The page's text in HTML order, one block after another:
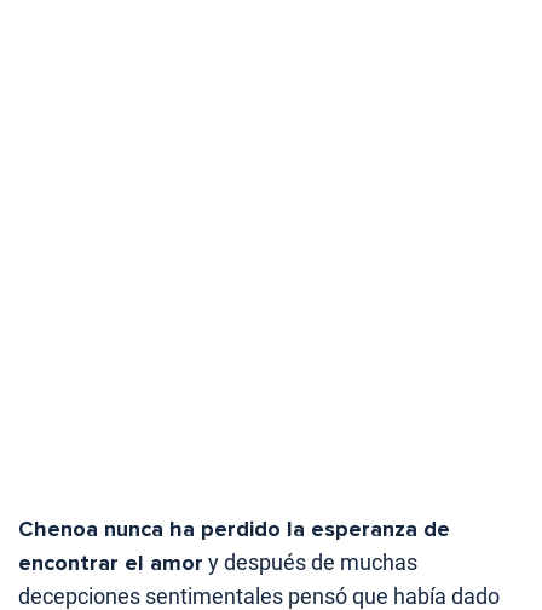
Chenoa nunca ha perdido la esperanza de
encontrar el amor y después de muchas
decepciones sentimentales pensó que había dado